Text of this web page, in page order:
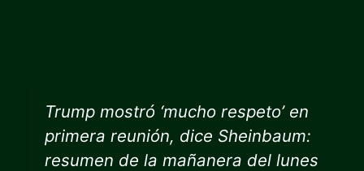
Trump mostró ‘mucho respeto’ en
primera reunión, dice Sheinbaum:
resumen de la mañanera del lunes